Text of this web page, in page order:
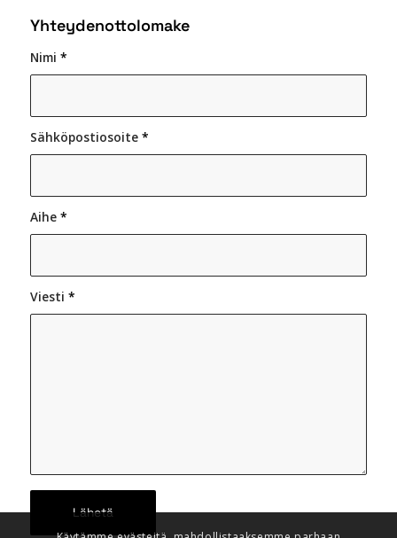
Yhteydenottolomake
Nimi *
Sähköpostiosoite *
Aihe *
Viesti *